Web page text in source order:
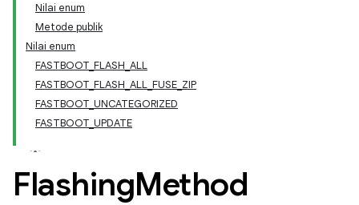
Nilai enum
Metode publik
Nilai enum
FASTBOOT_FLASH_ALL
FASTBOOT_FLASH_ALL_FUSE_ZIP
FASTBOOT_UNCATEGORIZED
FASTBOOT_UPDATE
FlashingMethod